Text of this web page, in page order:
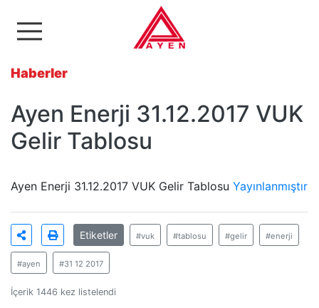
Ayen Enerji A.Ş
Haberler
Ayen Enerji 31.12.2017 VUK
Gelir Tablosu
Ayen Enerji 31.12.2017 VUK Gelir Tablosu Yayınlanmıştır
Etiketler #vuk #tablosu #gelir #enerji
#ayen #31 12 2017
İçerik 1446 kez listelendi